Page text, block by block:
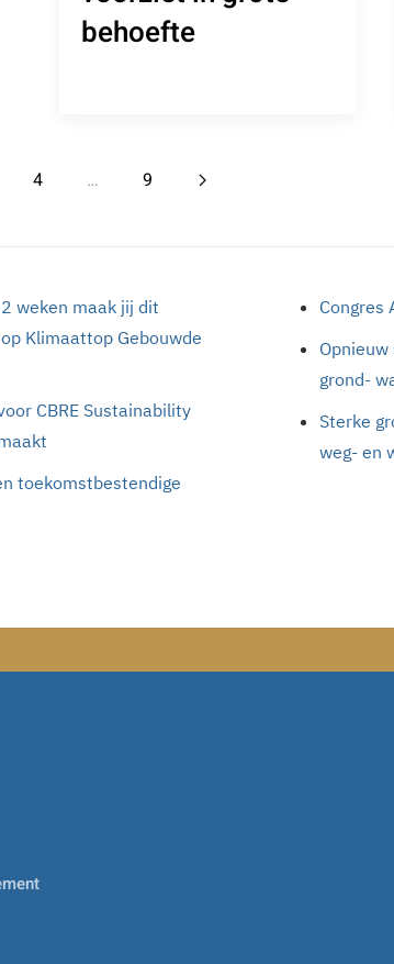
behoefte
4 … 9
weken maak jij dit
Klimaattop Gebouwde
CBRE Sustainability
toekomstbestendige
Congres
grond-
Sterke
weg- en